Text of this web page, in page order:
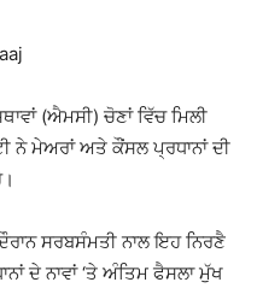
(ਐਮਸੀ) ਚੋਣਾਂ ਵਿੱਚ ਮਿਲੀ
ਨੇ ਮੇਅਰਾਂ ਅਤੇ ਕੌਂਸਲ ਪ੍ਰਧਾਨਾਂ ਦੀ
ਸਰਬਸੰਮਤੀ ਨਾਲ ਇਹ ਨਿਰਣੈ
ਦੇ ਨਾਵਾਂ ‘ਤੇ ਅੰਤਿਮ ਫੈਸਲਾ ਮੁੱਖ